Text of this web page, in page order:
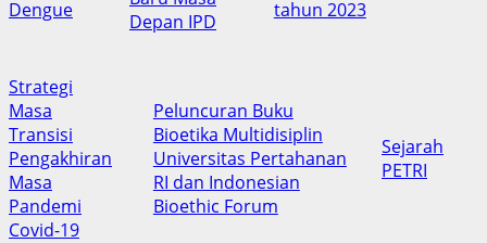
Dengue
Depan IPD
tahun 2023
Strategi
Masa
Transisi
Pengakhiran
Masa
Pandemi
Covid-19
Peluncuran Buku
Bioetika Multidisiplin
Universitas Pertahanan
RI dan Indonesian
Bioethic Forum
Sejarah
PETRI